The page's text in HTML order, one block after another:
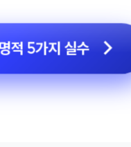
적 5가지 실수